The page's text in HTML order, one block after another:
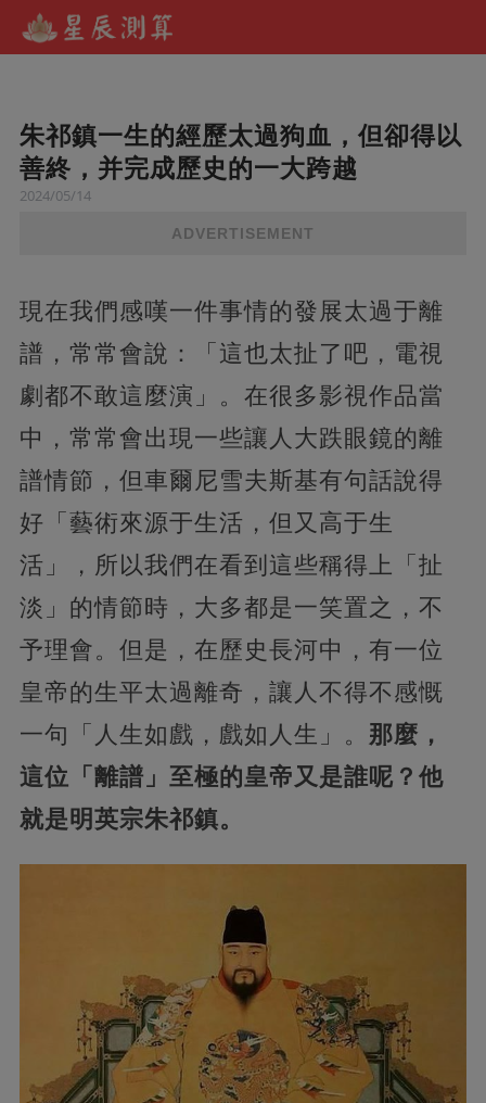
朱祁鎮一生的經歷太過狗血，但卻得以
善終，并完成歷史的一大跨越
2024/05/14
ADVERTISEMENT
現在我們感嘆一件事情的發展太過于離
譜，常常會說：「這也太扯了吧，電視
劇都不敢這麼演」。在很多影視作品當
中，常常會出現一些讓人大跌眼鏡的離
譜情節，但車爾尼雪夫斯基有句話說得
好「藝術來源于生活，但又高于生
活」，所以我們在看到這些稱得上「扯
淡」的情節時，大多都是一笑置之，不
予理會。但是，在歷史長河中，有一位
皇帝的生平太過離奇，讓人不得不感慨
一句「人生如戲，戲如人生」。 那麼，
這位「離譜」至極的皇帝又是誰呢？他
就是明英宗朱祁鎮。